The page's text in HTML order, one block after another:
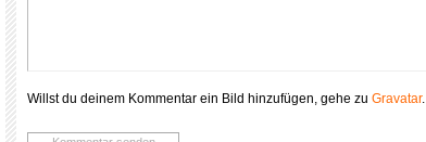
Willst du deinem Kommentar ein Bild hinzufügen, gehe zu Gravatar.